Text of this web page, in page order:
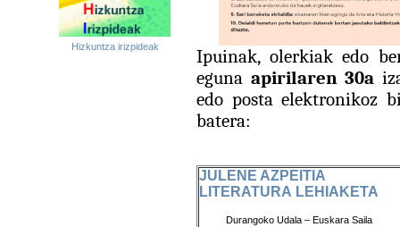
Hizkuntza irizpideak
Ipuinak, olerkiak edo
eguna apirilaren 30a
edo posta elektronikoz
batera:
JULENE AZPEITIA
LITERATURA LEHIAKETA
Durangoko Udala – Euskara Saila